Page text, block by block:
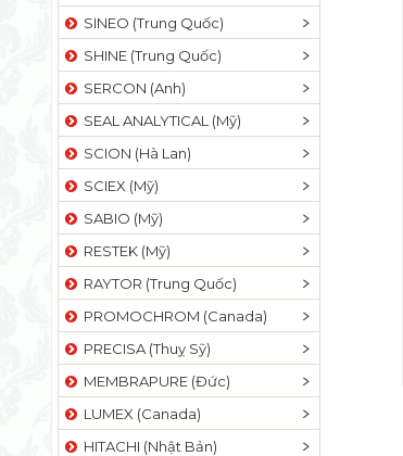
SINEO (Trung Quốc)
SHINE (Trung Quốc)
SERCON (Anh)
SEAL ANALYTICAL (Mỹ)
SCION (Hà Lan)
SCIEX (Mỹ)
SABIO (Mỹ)
RESTEK (Mỹ)
RAYTOR (Trung Quốc)
PROMOCHROM (Canada)
PRECISA (Thuỵ Sỹ)
MEMBRAPURE (Đức)
LUMEX (Canada)
HITACHI (Nhật Bản)